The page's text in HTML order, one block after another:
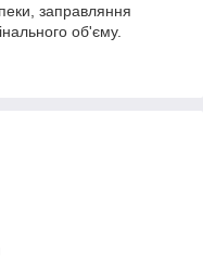
заправляння
об'єму.